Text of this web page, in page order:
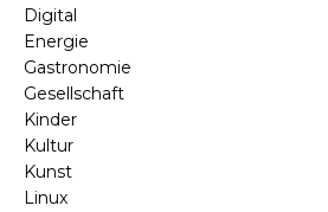
Digital
Energie
Gastronomie
Gesellschaft
Kinder
Kultur
Kunst
Linux